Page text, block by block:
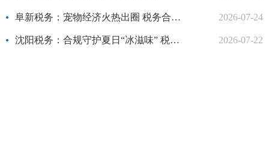
2026-07-24
阜新税务：宠物经济火热出圈 税务合规先行一步
2026-07-22
沈阳税务：合规守护夏日“冰滋味” 税务护航消暑产业链